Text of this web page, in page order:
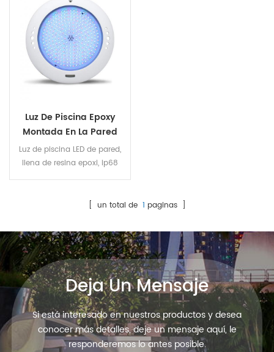
Luz De Piscina Epoxy
Montada En La Pared
25w Rgb
Luz de piscina LED de pared,
llena de resina epoxi, ip68
100% impermeable. La
reemplazo. La carcasa es de
25w rgb, control de
encendido / apagado, &
nbsp; 351 piezas smd2835
led.
[ un total de 1 paginas ]
Deja Un Mensaje
Si está interesado en nuestros productos y desea
conocer más detalles, deje un mensaje aquí, le
responderemos lo antes posible.